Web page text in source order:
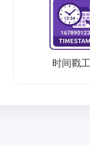
时间戳